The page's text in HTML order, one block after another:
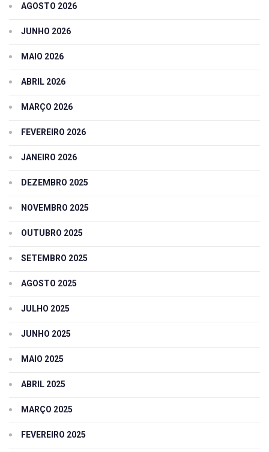
AGOSTO 2026
JUNHO 2026
MAIO 2026
ABRIL 2026
MARÇO 2026
FEVEREIRO 2026
JANEIRO 2026
DEZEMBRO 2025
NOVEMBRO 2025
OUTUBRO 2025
SETEMBRO 2025
AGOSTO 2025
JULHO 2025
JUNHO 2025
MAIO 2025
ABRIL 2025
MARÇO 2025
FEVEREIRO 2025